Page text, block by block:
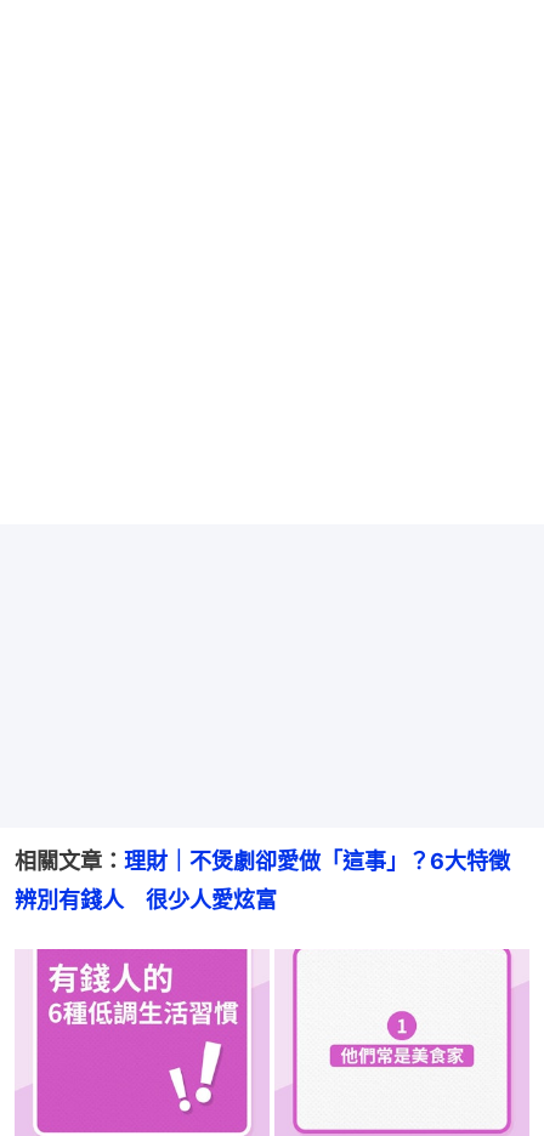
相關文章： 理財｜不煲劇卻愛做「這事」？6大特徵
辨別有錢人　很少人愛炫富